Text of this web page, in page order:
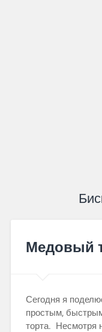
Медовый
Сегодня я
простым,
торта. Несмотря